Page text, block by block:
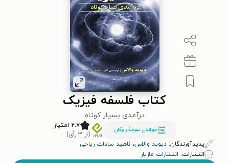
کتاب فلسفه فیزیک
درآمدی بسیار کوتاه
خواندن نمونۀ رایگان
۲.۷ امتیاز
(از ۳ رأی)
پدیدآورندگان: دیوید والاس، ناهید سادات ریاحی
انتشارات: انتشارات مازیار